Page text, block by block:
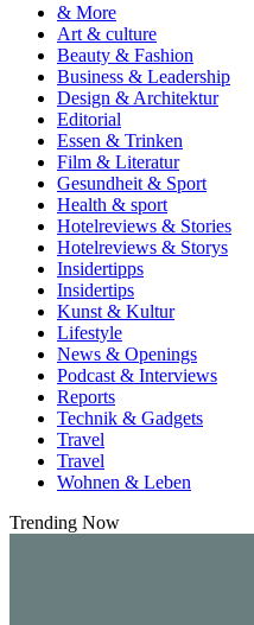
& More
Art & culture
Beauty & Fashion
Business & Leadership
Design & Architektur
Editorial
Essen & Trinken
Film & Literatur
Gesundheit & Sport
Health & sport
Hotelreviews & Stories
Hotelreviews & Storys
Insidertipps
Insidertips
Kunst & Kultur
Lifestyle
News & Openings
Podcast & Interviews
Reports
Technik & Gadgets
Travel
Travel
Wohnen & Leben
Trending Now